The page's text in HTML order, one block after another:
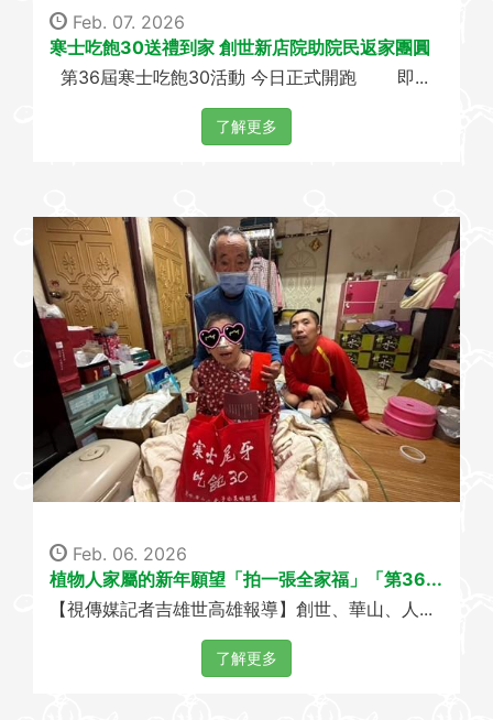
Feb. 07. 2026
寒士吃飽30送禮到家 創世新店院助院民返家團圓
第36屆寒士吃飽30活動 今日正式開跑 即...
了解更多
Feb. 06. 2026
植物人家屬的新年願望「拍一張全家福」「第36...
【視傳媒記者吉雄世高雄報導】創世、華山、人...
了解更多